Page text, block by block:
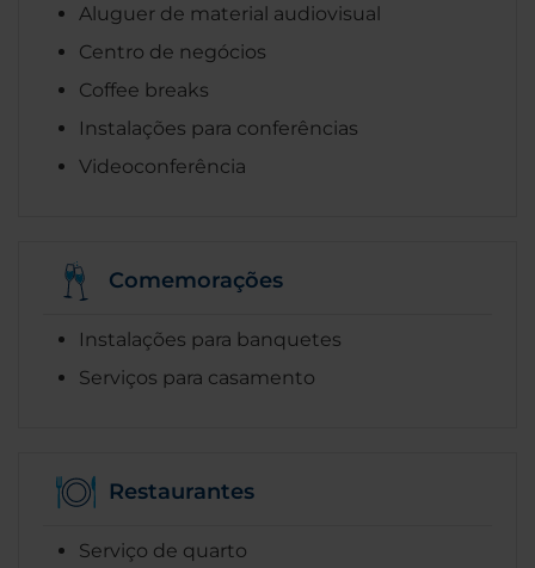
Aluguer de material audiovisual
Centro de negócios
Coffee breaks
Instalações para conferências
Videoconferência
Comemorações
Instalações para banquetes
Serviços para casamento
Restaurantes
Serviço de quarto